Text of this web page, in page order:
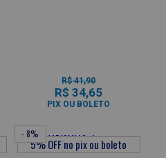
R$ 41,90
R$ 34,65
PIX OU BOLETO
- 8%